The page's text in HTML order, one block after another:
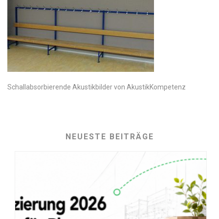
Schallabsorbierende Akustikbilder von AkustikKompetenz
NEUESTE BEITRÄGE